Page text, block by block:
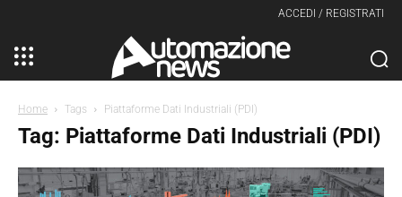
ACCEDI / REGISTRATI
Home Tags Piattaforme Dati Industriali (PDI)
Tag: Piattaforme Dati Industriali (PDI)